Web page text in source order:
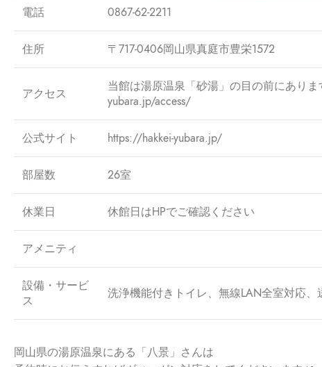
電話 0867-62-2211
住所 〒717-0406岡山県真庭市豊栄1572
アクセス
当館は湯原温泉「砂湯」の目の前にあり
yubara.jp/access/
公式サイト https://hakkei-yubara.jp/
部屋数 26室
休業日 休館日はHPでご確認ください
アメニティ
設備・サービ
ス
洗浄機能付きトイレ、無線LAN全室対応、
岡山県の湯原温泉にある「八景」さんは